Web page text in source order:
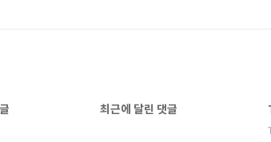
최근에 달린 댓글